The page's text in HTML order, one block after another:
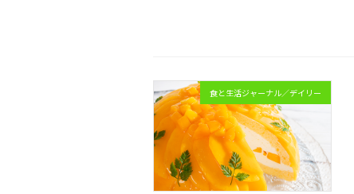
食と生活ジャーナル／デイリー